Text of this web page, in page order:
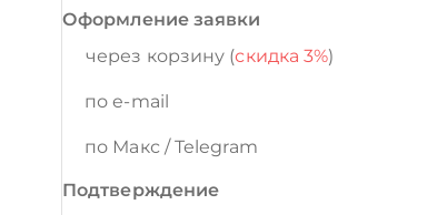
Оформление заявки
через корзину (скидка 3%)
по e-mail
по Макс / Telegram
Подтверждение